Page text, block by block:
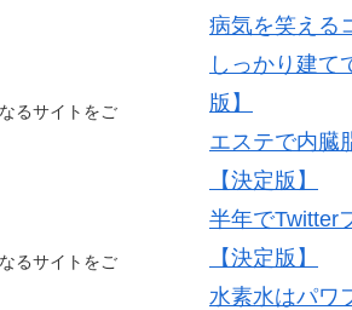
るサイトをご
るサイトをご
病気を笑える
しっかり建て
版】
エステで内臓
【決定版】
半年でTwitter
【決定版】
水素水はパワ